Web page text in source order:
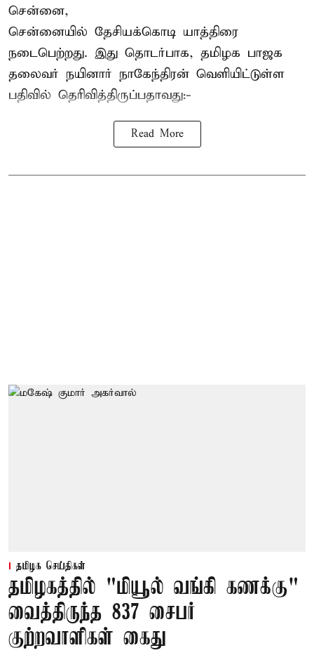
சென்னை,
சென்னையில் தேசியக்கொடி யாத்திரை
நடைபெற்றது. இது தொடர்பாக, தமிழக பாஜக
தலைவர் நயினார் நாகேந்திரன் வெளியிட்டுள்ள
பதிவில் தெரிவித்திருப்பதாவது:-
Read More
தமிழக செய்திகள்
தமிழகத்தில் "மியூல் வங்கி கணக்கு"
வைத்திருந்த 837 சைபர்
குற்றவாளிகள் கைது